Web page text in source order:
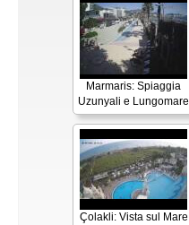
Marmaris: Spiaggia
Uzunyali e Lungomare
Çolakli: Vista sul Mare